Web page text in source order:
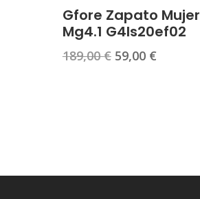
Gfore Zapato Mujer
Mg4.1 G4ls20ef02
189,00€ El
59,00 €El